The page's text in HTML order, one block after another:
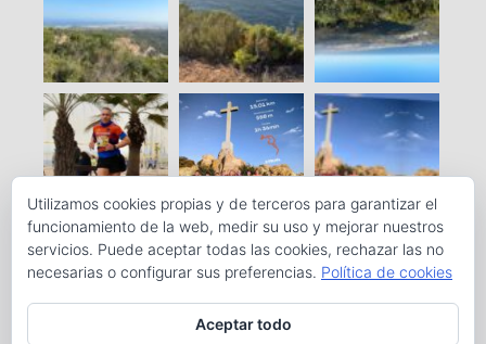
Utilizamos cookies propias y de terceros para garantizar el
funcionamiento de la web, medir su uso y mejorar nuestros
servicios. Puede aceptar todas las cookies, rechazar las no
necesarias o configurar sus preferencias. Política de cookies
Aceptar todo